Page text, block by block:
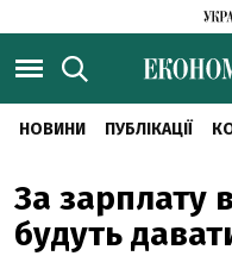
НОВИНИ ПУБЛІКАЦІЇ
За зарплату
будуть